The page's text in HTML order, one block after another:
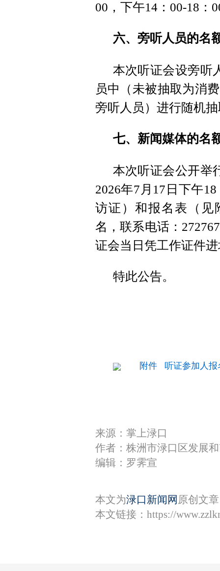
00，下午14：00-18：
六、旁听人员的名
本次听证会设旁听
员中（未被抽取为消
旁听人员）进行随机
七、新闻媒体的名
本次听证会公开举
2026年7月17日下午
访证）和报名表（见
名，联系电话：
证会当日凭工作证件
特此公告。
附件 听证参加人报
来源：掌上渌口
作者：株洲市渌口区发展
编辑：罗霁宣
本文为渌口新闻网 原创文
本文链接： https://